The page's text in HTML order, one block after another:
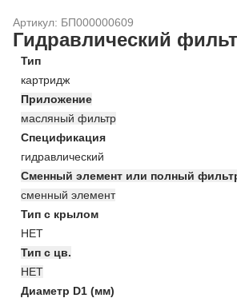
Артикул: БП000000609
Гидравлический
Тип
картридж
Приложение
масляный фильтр
Спецификация
гидравлический
Сменный элемент или полный
сменный элемент
Тип с крылом
НЕТ
Тип с цв.
НЕТ
Диаметр D1 (мм)